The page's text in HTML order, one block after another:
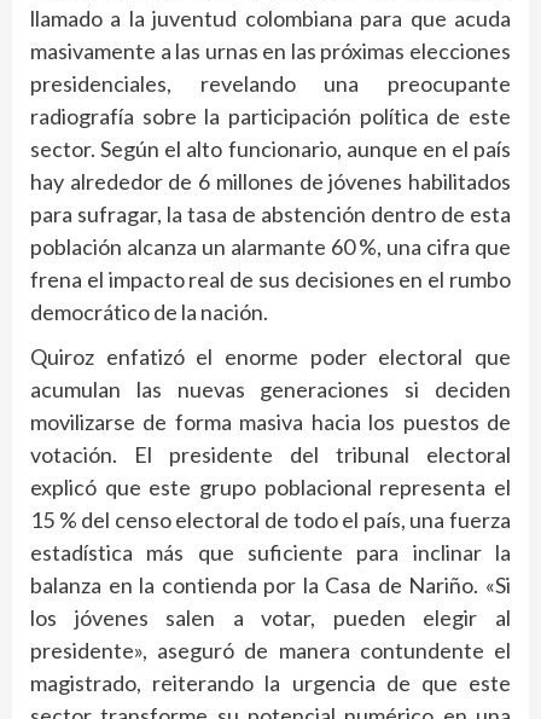
llamado a la juventud colombiana para que acuda
masivamente a las urnas en las próximas elecciones
presidenciales, revelando una preocupante
radiografía sobre la participación política de este
sector. Según el alto funcionario, aunque en el país
hay alrededor de 6 millones de jóvenes habilitados
para sufragar, la tasa de abstención dentro de esta
población alcanza un alarmante 60 %, una cifra que
frena el impacto real de sus decisiones en el rumbo
democrático de la nación.
​Quiroz enfatizó el enorme poder electoral que
acumulan las nuevas generaciones si deciden
movilizarse de forma masiva hacia los puestos de
votación. El presidente del tribunal electoral
explicó que este grupo poblacional representa el
15 % del censo electoral de todo el país, una fuerza
estadística más que suficiente para inclinar la
balanza en la contienda por la Casa de Nariño. «Si
los jóvenes salen a votar, pueden elegir al
presidente», aseguró de manera contundente el
magistrado, reiterando la urgencia de que este